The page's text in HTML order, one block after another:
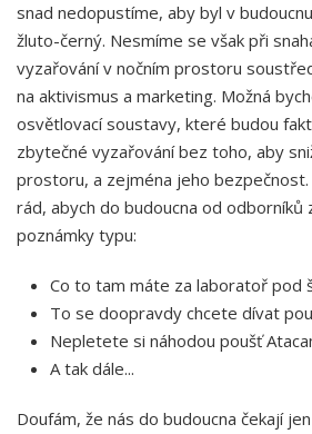
snad nedopustíme, aby byl v
žluto-černý. Nesmíme se však při
vyzařování v nočním prostoru
na aktivismus a marketing. Možná
osvětlovací soustavy, které budou
zbytečné vyzařování bez toho, aby
prostoru, a zejména jeho bezpečnost.
rád, abych do budoucna od odborníků
poznámky typu:
Co to tam máte za laboratoř pod
To se doopravdy chcete dívat
Nepletete si náhodou poušť
A tak dále...
Doufám, že nás do budoucna čekají